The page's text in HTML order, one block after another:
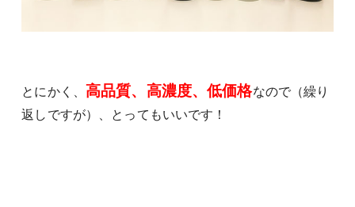
とにかく、 高品質、高濃度、低価格なので（繰り
返しですが）、とってもいいです！